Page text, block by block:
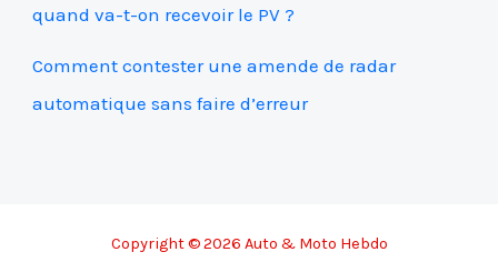
quand va-t-on recevoir le PV ?
Comment contester une amende de radar
automatique sans faire d’erreur
Copyright © 2026 Auto & Moto Hebdo